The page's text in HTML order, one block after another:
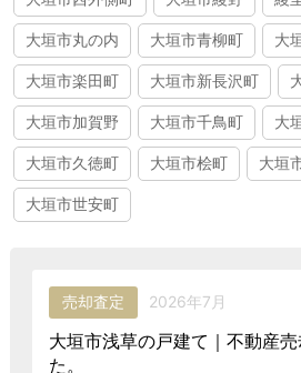
大垣市丸の内 大垣市青柳町 大
大垣市楽田町 大垣市新長沢町
大垣市加賀野 大垣市千鳥町 大
大垣市久徳町 大垣市桧町 大垣
大垣市世安町
売却査定 2026年7月
大垣市浅草の戸建て｜不動産
た。